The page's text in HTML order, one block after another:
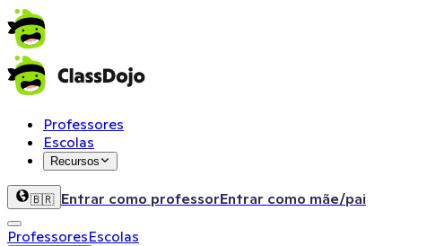
Professores
Escolas
Recursos
🇧🇷 Entrar como professorEntrar como mãe/pai
ProfessoresEscolas